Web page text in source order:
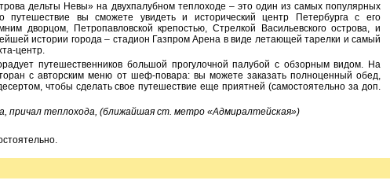
дельты Невы» на двухпалубном теплоходе – это один из самых популярных
путешествие вы сможете увидеть и исторический центр Петербурга с его
дворцом, Петропавловской крепостью, Стрелкой Васильевского острова, и
истории города – стадион Газпром Арена в виде летающей тарелки и самый
центр.
путешественников большой прогулочной палубой с обзорным видом. На
с авторским меню от шеф-повара: вы можете заказать полноценный обед,
чтобы сделать свое путешествие еще приятней (самостоятельно за доп.
причал теплохода, (ближайшая ст. метро «Адмиралтейская»)